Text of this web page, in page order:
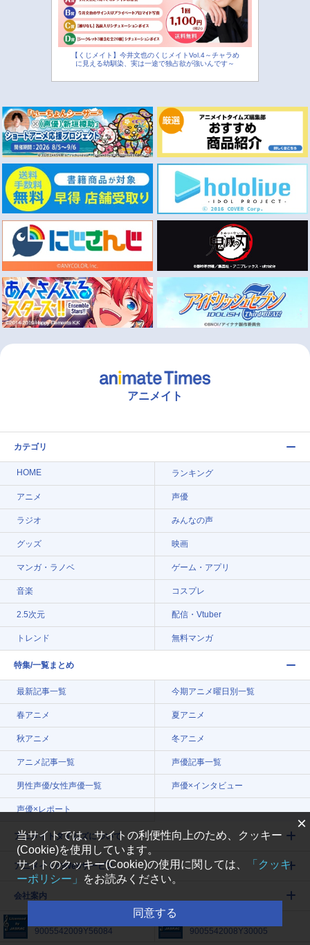
【くじメイト】今井文也のくじメイトVol.4～チャラめ
に見える幼馴染、実は一途で独占欲が強いんです～
アニメイト
カテゴリ
HOME ランキング
アニメ 声優
ラジオ みんなの声
グッズ 映画
マンガ・ラノベ ゲーム・アプリ
音楽 コスプレ
2.5次元 配信・Vtuber
トレンド 無料マンガ
特集/一覧まとめ
最新記事一覧 今期アニメ曜日別一覧
春アニメ 夏アニメ
秋アニメ 冬アニメ
アニメ記事一覧 声優記事一覧
男性声優/女性声優一覧 声優×インタビュー
声優×レポート
アニメイトタイムズについて
アニメイトのWebサービス
会社案内
9005542009Y56084
9005542008Y30005
×
当サイトでは、サイトの利便性向上のため、クッキー
(Cookie)を使用しています。
サイトのクッキー(Cookie)の使用に関しては、
「クッキ
ーポリシー」
をお読みください。
同意する